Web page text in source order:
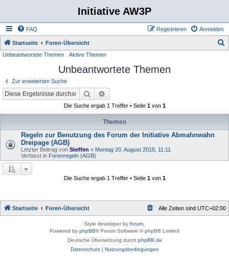
Initiative AW3P
FAQ Anmelden
Registrieren
Startseite Foren-Übersicht
Unbeantwortete Themen Aktive Themen
Unbeantwortete Themen
Zur erweiterten Suche
Suche
Die Suche ergab 1 Treffer • Seite 1von 1
Themen
Regeln zur Benutzung des Forum der Initiative Abmahnwahn
Dreipage (AGB)
Letzter Beitrag von Steffen « Montag 20. August 2018, 11:11
Verfasst in Forenregeln (AGB)
Die Suche ergab 1 Treffer • Seite 1von 1
Startseite Foren-Übersicht Alle Zeiten sind UTC+02:00
Style developer by forum
Powered by phpBB® Forum Software © phpBB Limited
Deutsche Übersetzung durch phpBB.de
Datenschutz| Nutzungsbedingungen